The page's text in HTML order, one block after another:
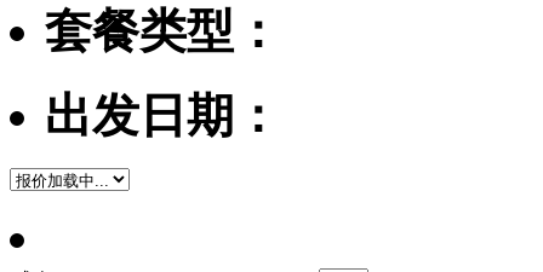
套餐类型：
出发日期：